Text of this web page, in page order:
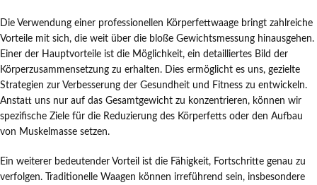
Die Verwendung einer professionellen Körperfettwaage bringt zahlreiche
Vorteile mit sich, die weit über die bloße Gewichtsmessung hinausgehen.
Einer der Hauptvorteile ist die Möglichkeit, ein detailliertes Bild der
Körperzusammensetzung zu erhalten. Dies ermöglicht es uns, gezielte
Strategien zur Verbesserung der Gesundheit und Fitness zu entwickeln.
Anstatt uns nur auf das Gesamtgewicht zu konzentrieren, können wir
spezifische Ziele für die Reduzierung des Körperfetts oder den Aufbau
von Muskelmasse setzen.
Ein weiterer bedeutender Vorteil ist die Fähigkeit, Fortschritte genau zu
verfolgen. Traditionelle Waagen können irreführend sein, insbesondere